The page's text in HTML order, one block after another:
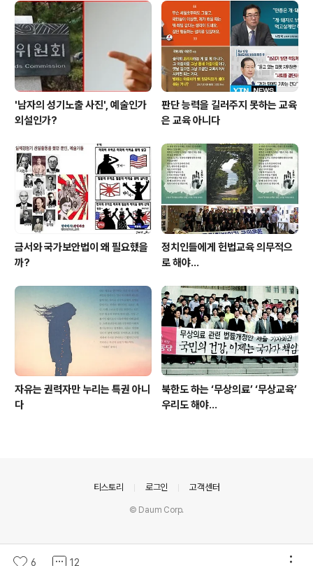
'남자의 성기노출 사진', 예술인가
외설인가?
판단 능력을 길러주지 못하는 교육
은 교육 아니다
금서와 국가보안법이 왜 필요했을
까?
정치인들에게 헌법교육 의무적으
로 해야…
자유는 권력자만 누리는 특권 아니
다
북한도 하는 ‘무상의료’ ‘무상교육’
우리도 해야...
6 12
티스토리 로그인 고객센터
© Daum Corp.